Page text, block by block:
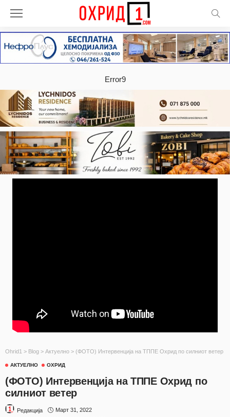
Error9
Ohrid1 > Blog > Актуелно > (ФОТО) Интервенција на ТППЕ Охрид по силниот ветер
АКТУЕЛНО ОХРИД
(ФОТО) Интервенција на ТППЕ Охрид по
силниот ветер
Редакција Март 31, 2022